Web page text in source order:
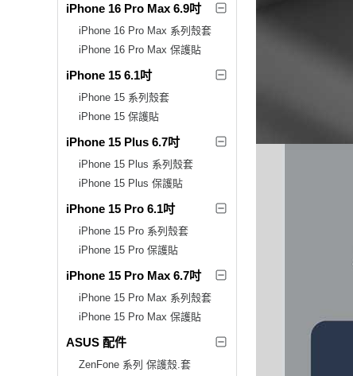
iPhone 16 Pro Max 6.9吋
iPhone 16 Pro Max 系列殼套
iPhone 16 Pro Max 保護貼
iPhone 15 6.1吋
iPhone 15 系列殼套
iPhone 15 保護貼
iPhone 15 Plus 6.7吋
iPhone 15 Plus 系列殼套
iPhone 15 Plus 保護貼
iPhone 15 Pro 6.1吋
iPhone 15 Pro 系列殼套
iPhone 15 Pro 保護貼
iPhone 15 Pro Max 6.7吋
iPhone 15 Pro Max 系列殼套
iPhone 15 Pro Max 保護貼
ASUS 配件
ZenFone 系列 保護殼.套